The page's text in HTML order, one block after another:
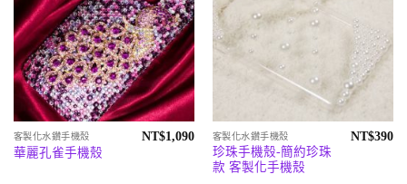
客製化水鑽手機殼
華麗孔雀手機殼
NT$1,090 客製化水鑽手機殼
珍珠手機殼-簡約珍珠
款 客製化手機殼
NT$390